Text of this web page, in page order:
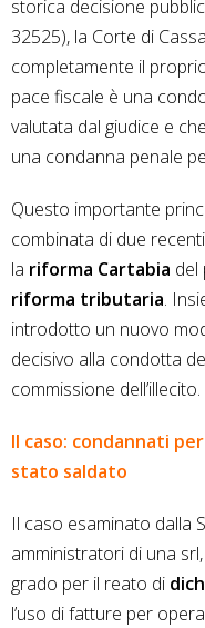
storica decisione
32525), la Corte di
completamente il
pace fiscale è una
valutata dal giudice e
una condanna penale
Questo importante
combinata di due
la riforma Cartabia del
riforma tributaria.
introdotto un nuovo
decisivo alla condotta
commissione dell’illecito.
Il caso: condannati
stato saldato
Il caso esaminato dalla
amministratori di una
grado per il reato di
l’uso di fatture per